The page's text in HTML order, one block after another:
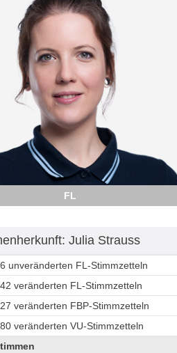
FL
Julia Strauss
unveränderten FL-Stimmzetteln
veränderten FL-Stimmzetteln
veränderten FBP-Stimmzetteln
veränderten VU-Stimmzetteln